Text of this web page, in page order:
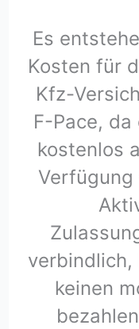
Es
Kosten für
Kfz-
F-Pace,
kostenlos
verbindlich,
keinen